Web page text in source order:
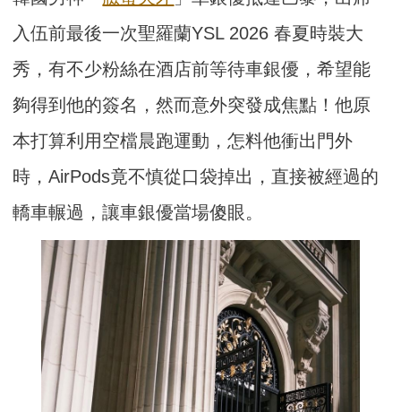
入伍前最後一次聖羅蘭YSL 2026 春夏時裝大
秀，有不少粉絲在酒店前等待車銀優，希望能
夠得到他的簽名，然而意外突發成焦點！他原
本打算利用空檔晨跑運動，怎料他衝出門外
時，AirPods竟不慎從口袋掉出，直接被經過的
轎車輾過，讓車銀優當場傻眼。